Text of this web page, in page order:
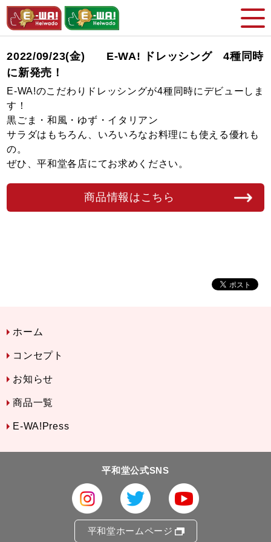
2022/09/23(金)
E-WA! ドレッシング 4種同時
に新発売！
E-WA!のこだわりドレッシングが4種同時にデビューしま
す！
黒ごま・和風・ゆず・イタリアン
サラダはもちろん、いろいろなお料理にも使える優れも
の。
ぜひ、平和堂各店にてお求めください。
商品情報はこちら
ホーム
コンセプト
お知らせ
商品一覧
E-WA!Press
平和堂公式SNS
平和堂ホームページ